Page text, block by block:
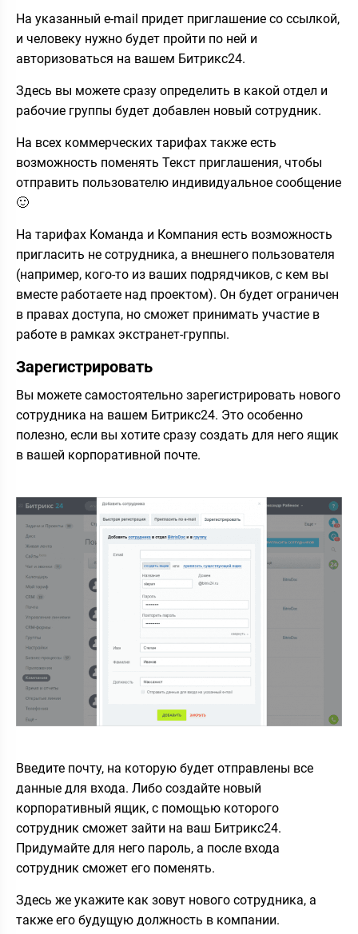
На указанный e-mail придет приглашение со ссылкой,
и человеку нужно будет пройти по ней и
авторизоваться на вашем Битрикс24.
Здесь вы можете сразу определить в какой отдел и
рабочие группы будет добавлен новый сотрудник.
На всех коммерческих тарифах также есть
возможность поменять Текст приглашения, чтобы
отправить пользователю индивидуальное сообщение
🙂
На тарифах Команда и Компания есть возможность
пригласить не сотрудника, а внешнего пользователя
(например, кого-то из ваших подрядчиков, с кем вы
вместе работаете над проектом). Он будет ограничен
в правах доступа, но сможет принимать участие в
работе в рамках экстранет-группы.
Зарегистрировать
Вы можете самостоятельно зарегистрировать нового
сотрудника на вашем Битрикс24. Это особенно
полезно, если вы хотите сразу создать для него ящик
в вашей корпоративной почте.
Введите почту, на которую будет отправлены все
данные для входа. Либо создайте новый
корпоративный ящик, с помощью которого
сотрудник сможет зайти на ваш Битрикс24.
Придумайте для него пароль, а после входа
сотрудник сможет его поменять.
Здесь же укажите как зовут нового сотрудника, а
также его будущую должность в компании.